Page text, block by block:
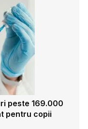
peste 169.000
pentru copii